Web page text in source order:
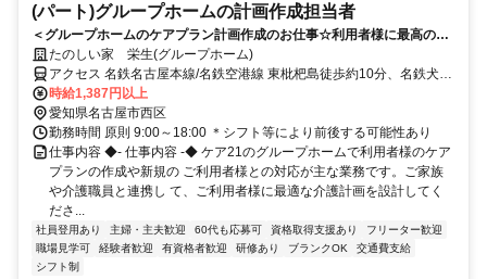
(パート)グループホームの計画作成担当者
＜グループホームのケアプラン計画作成のお仕事☆利用者様に最高のサ
ービスを提供＞ケア21が運営するグループホームで計画作成担当者のお
仕事！
たのしい家 栄生(グループホーム)
アクセス 名鉄名古屋本線/名鉄空港線 東枇杷島徒歩約10分、名鉄犬山
線 東枇杷島徒歩約10分、名鉄名古屋本線/名鉄犬山線 栄生徒歩約11分
名鉄名古屋本線「栄生」駅から徒歩約11分
時給1,387円以上
愛知県名古屋市西区
勤務時間 原則 9:00～18:00 ＊シフト等により前後する可能性あり
仕事内容 ◆- 仕事内容 -◆ ケア21のグループホームで利用者様のケア
プランの作成や新規の ご利用者様との対応が主な業務です。ご家族
や介護職員と連携し て、ご利用者様に最適な介護計画を設計してく
ださ...
社員登用あり 主婦・主夫歓迎 60代も応募可 資格取得支援あり
フリーター歓迎
職場見学可
経験者歓迎 有資格者歓迎 研修あり ブランクOK
交通費支給
シフト制